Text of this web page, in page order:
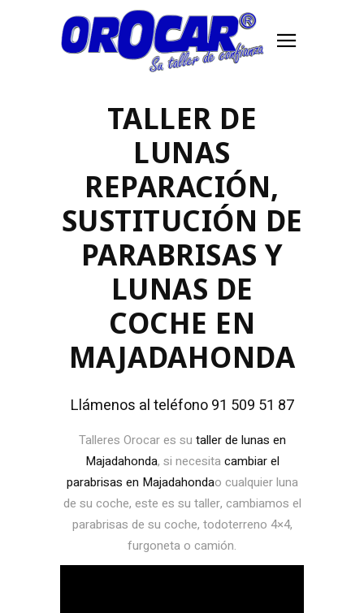
TALLER DE
LUNAS
REPARACIÓN,
SUSTITUCIÓN DE
PARABRISAS Y
LUNAS DE
COCHE EN
MAJADAHONDA
Llámenos al teléfono 91 509 51 87
Talleres Orocar es su taller de lunas en
Majadahonda, si necesitacambiar el
parabrisas en Majadahondao cualquier luna
de su coche, este es su taller, cambiamos el
parabrisas de su coche, todoterreno 4×4,
furgoneta o camión.